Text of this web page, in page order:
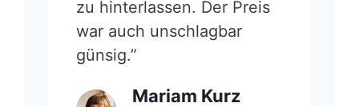
zu hinterlassen. Der Preis
war auch unschlagbar
günsig.”
Mariam Kurz